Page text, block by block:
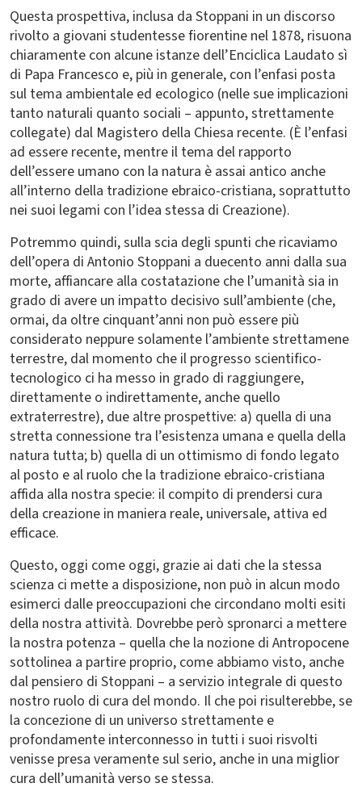
Questa prospettiva, inclusa da Stoppani in un discorso
rivolto a giovani studentesse fiorentine nel 1878, risuona
chiaramente con alcune istanze dell’Enciclica Laudato sì
di Papa Francesco e, più in generale, con l’enfasi posta
sul tema ambientale ed ecologico (nelle sue implicazioni
tanto naturali quanto sociali – appunto, strettamente
collegate) dal Magistero della Chiesa recente. (È l’enfasi
ad essere recente, mentre il tema del rapporto
dell’essere umano con la natura è assai antico anche
all’interno della tradizione ebraico-cristiana, soprattutto
nei suoi legami con l’idea stessa di Creazione).
Potremmo quindi, sulla scia degli spunti che ricaviamo
dell’opera di Antonio Stoppani a duecento anni dalla sua
morte, affiancare alla costatazione che l’umanità sia in
grado di avere un impatto decisivo sull’ambiente (che,
ormai, da oltre cinquant’anni non può essere più
considerato neppure solamente l’ambiente strettamene
terrestre, dal momento che il progresso scientifico-
tecnologico ci ha messo in grado di raggiungere,
direttamente o indirettamente, anche quello
extraterrestre), due altre prospettive: a) quella di una
stretta connessione tra l’esistenza umana e quella della
natura tutta; b) quella di un ottimismo di fondo legato
al posto e al ruolo che la tradizione ebraico-cristiana
affida alla nostra specie: il compito di prendersi cura
della creazione in maniera reale, universale, attiva ed
efficace.
Questo, oggi come oggi, grazie ai dati che la stessa
scienza ci mette a disposizione, non può in alcun modo
esimerci dalle preoccupazioni che circondano molti esiti
della nostra attività. Dovrebbe però spronarci a mettere
la nostra potenza – quella che la nozione di Antropocene
sottolinea a partire proprio, come abbiamo visto, anche
dal pensiero di Stoppani – a servizio integrale di questo
nostro ruolo di cura del mondo. Il che poi risulterebbe, se
la concezione di un universo strettamente e
profondamente interconnesso in tutti i suoi risvolti
venisse presa veramente sul serio, anche in una miglior
cura dell’umanità verso se stessa.